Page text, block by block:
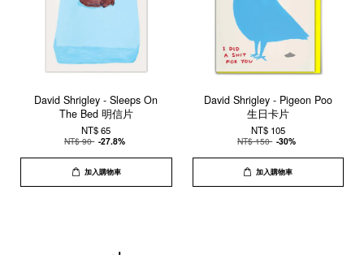
David Shrigley - Sleeps On
The Bed 明信片
NT$ 65
NT$ 90 -27.8%
加入購物車
David Shrigley - Pigeon Poo
生日卡片
NT$ 105
NT$ 150 -30%
加入購物車